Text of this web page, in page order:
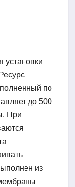
установки
по
до 500
При
из